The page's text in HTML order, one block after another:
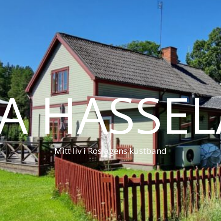
Mitt liv i Roslagens kustband